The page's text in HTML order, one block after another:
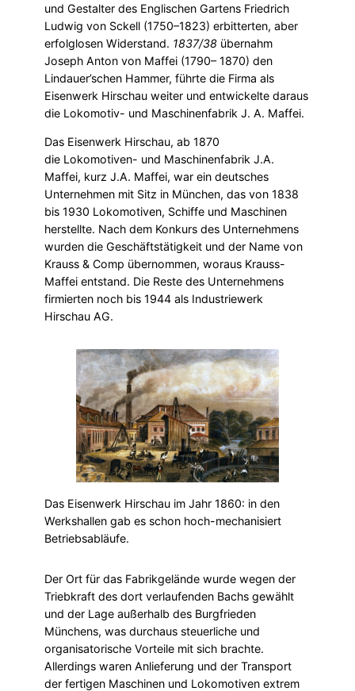
und Gestalter des Englischen Gartens Friedrich
Ludwig von Sckell (1750–1823) erbitterten, aber
erfolglosen Widerstand. 1837/38 übernahm
Joseph Anton von Maffei (1790– 1870) den
Lindauer’schen Hammer, führte die Firma als
Eisenwerk Hirschau weiter und entwickelte daraus
die Lokomotiv- und Maschinenfabrik J. A. Maffei.
Das Eisenwerk Hirschau, ab 1870
die Lokomotiven- und Maschinenfabrik J.A.
Maffei, kurz J.A. Maffei, war ein deutsches
Unternehmen mit Sitz in München, das von 1838
bis 1930 Lokomotiven, Schiffe und Maschinen
herstellte. Nach dem Konkurs des Unternehmens
wurden die Geschäftstätigkeit und der Name von
Krauss & Comp übernommen, woraus Krauss-
Maffei entstand. Die Reste des Unternehmens
firmierten noch bis 1944 als Industriewerk
Hirschau AG.
Das Eisenwerk Hirschau im Jahr 1860: in den
Werkshallen gab es schon hoch-mechanisiert
Betriebsabläufe.
Der Ort für das Fabrikgelände wurde wegen der
Triebkraft des dort verlaufenden Bachs gewählt
und der Lage außerhalb des Burgfrieden
Münchens, was durchaus steuerliche und
organisatorische Vorteile mit sich brachte.
Allerdings waren Anlieferung und der Transport
der fertigen Maschinen und Lokomotiven extrem